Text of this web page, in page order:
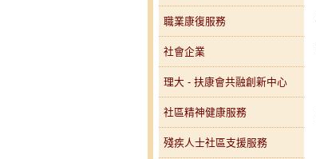
職業康復服務
社會企業
理大 - 扶康會共融創新中心
社區精神健康服務
殘疾人士社區支援服務